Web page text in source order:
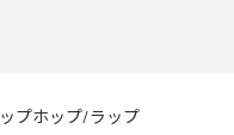
プホップ/ラップ